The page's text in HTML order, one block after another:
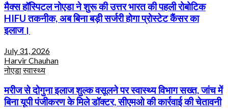
मैक्स हॉस्पिटल नोएडा ने शुरू की उत्तर भारत की पहली रोबोटिक
HIFU तकनीक, अब बिना बड़ी सर्जरी होगा प्रोस्टेट कैंसर का
इलाज।
July 31, 2026
Harvir Chauhan
नोएडास्वास्थ्य
मरीज से दोगुना इलाज शुल्क वसूलने पर स्वास्थ्य विभाग सख्त, जांच में
बिना यूपी पंजीकरण के मिले डॉक्टर, सीएमओ की कार्रवाई की चेतावनी